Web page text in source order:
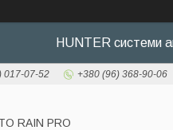
HUNTER системи
017-07-52 +380 (96) 368-90-06
RAIN PRO